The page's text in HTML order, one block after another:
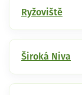
Ryžoviště
Široká Niva